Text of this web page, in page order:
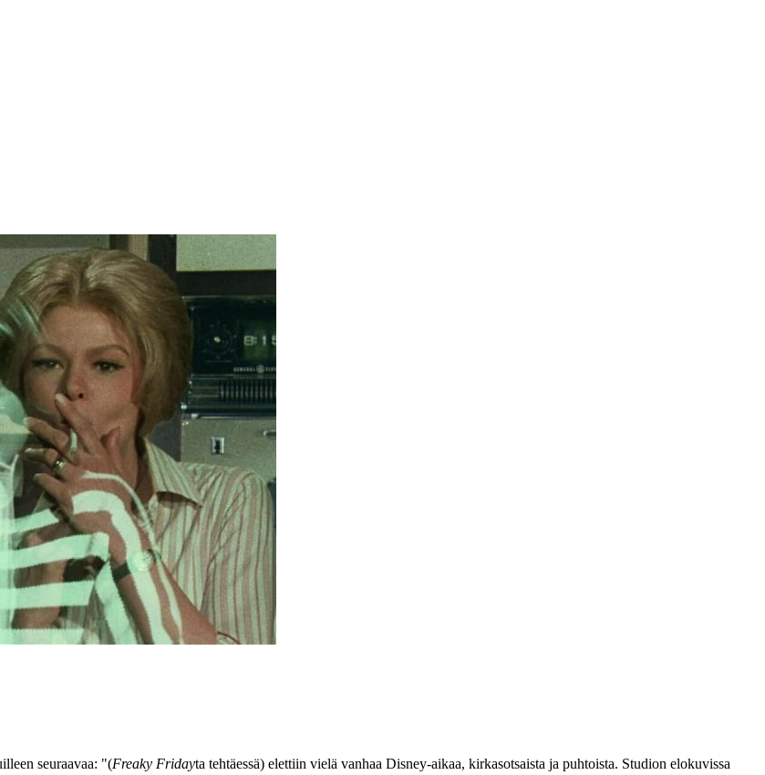
seuraavaa: "(Freaky Fridayta tehtäessä) elettiin vielä vanhaa Disney-aikaa, kirkasotsaista ja puhtoista. Studion elokuvissa